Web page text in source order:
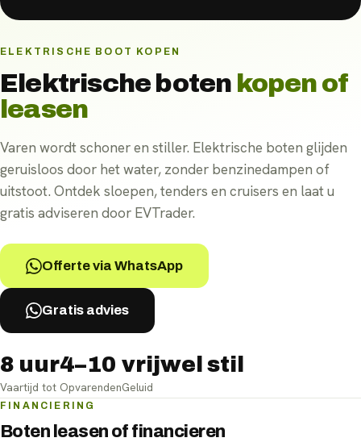
ELEKTRISCHE BOOT KOPEN
Elektrische boten kopen of
leasen
Varen wordt schoner en stiller. Elektrische boten glijden
geruisloos door het water, zonder benzinedampen of
uitstoot. Ontdek sloepen, tenders en cruisers en laat u
gratis adviseren door EVTrader.
Offerte via WhatsApp
Gratis advies
8 uur
Vaartijd tot
4–10
Opvarenden
vrijwel stil
Geluid
FINANCIERING
Boten leasen of financieren